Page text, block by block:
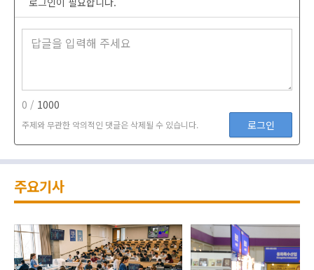
0 / 1000
주제와 무관한 악의적인 댓글은 삭제될 수 있습니다. 로그인
주요기사